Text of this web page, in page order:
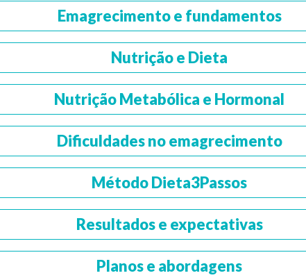
Emagrecimento e fundamentos
Nutrição e Dieta
Nutrição Metabólica e Hormonal
Dificuldades no emagrecimento
Método Dieta3Passos
Resultados e expectativas
Planos e abordagens